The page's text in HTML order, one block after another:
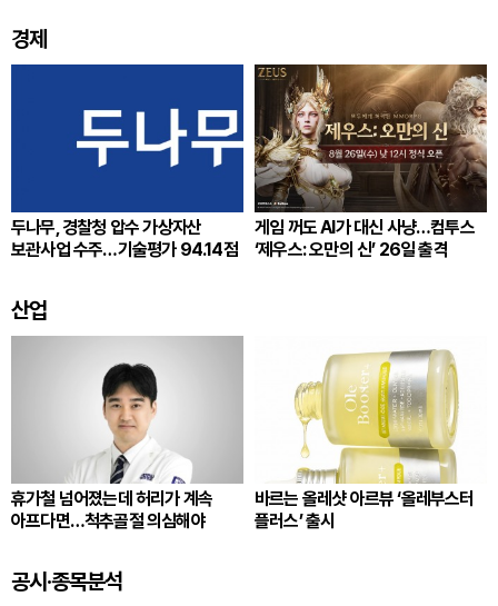
경제
두나무, 경찰청 압수 가상자산
보관사업 수주…기술평가 94.14점
게임 꺼도 AI가 대신 사냥…컴투스
‘제우스: 오만의 신’ 26일 출격
산업
휴가철 넘어졌는데 허리가 계속
아프다면…척추골절 의심해야
바르는 올레샷 아르뷰 ‘올레부스터
플러스’ 출시
공시·종목분석